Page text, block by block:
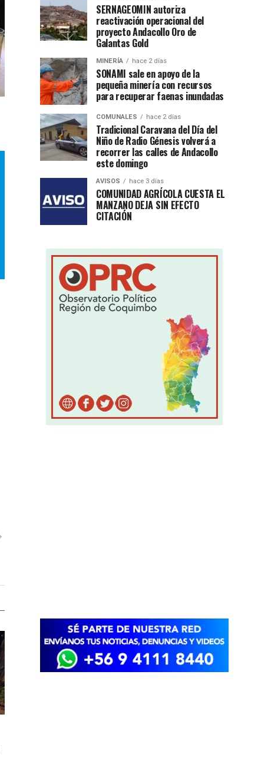
SERNAGEOMIN autoriza
reactivación operacional del
proyecto Andacollo Oro de
Galantas Gold
MINERÍA hace 2 días
SONAMI sale en apoyo de la
pequeña minería con recursos
para recuperar faenas inundadas
COMUNALES hace 2 días
Tradicional Caravana del Día del
Niño de Radio Génesis volverá a
recorrer las calles de Andacollo
este domingo
AVISOS hace 3 días
COMUNIDAD AGRÍCOLA CUESTA EL
MANZANO DEJA SIN EFECTO
CITACIÓN